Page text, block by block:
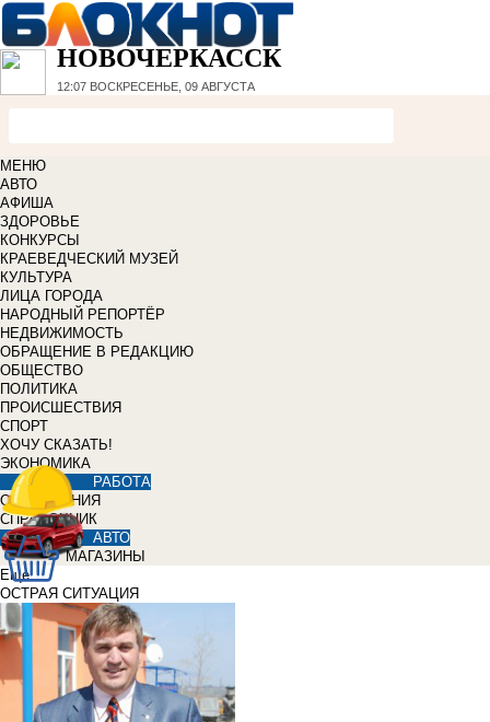
НОВОЧЕРКАССК
12:07 ВОСКРЕСЕНЬЕ, 09 АВГУСТА
МЕНЮ
АВТО
АФИША
ЗДОРОВЬЕ
КОНКУРСЫ
КРАЕВЕДЧЕСКИЙ МУЗЕЙ
КУЛЬТУРА
ЛИЦА ГОРОДА
НАРОДНЫЙ РЕПОРТЁР
НЕДВИЖИМОСТЬ
ОБРАЩЕНИЕ В РЕДАКЦИЮ
ОБЩЕСТВО
ПОЛИТИКА
ПРОИСШЕСТВИЯ
СПОРТ
ХОЧУ СКАЗАТЬ!
ЭКОНОМИКА
РАБОТА
ОБЪЯВЛЕНИЯ
СПРАВОЧНИК
АВТО
МАГАЗИНЫ
Еще
ОСТРАЯ СИТУАЦИЯ